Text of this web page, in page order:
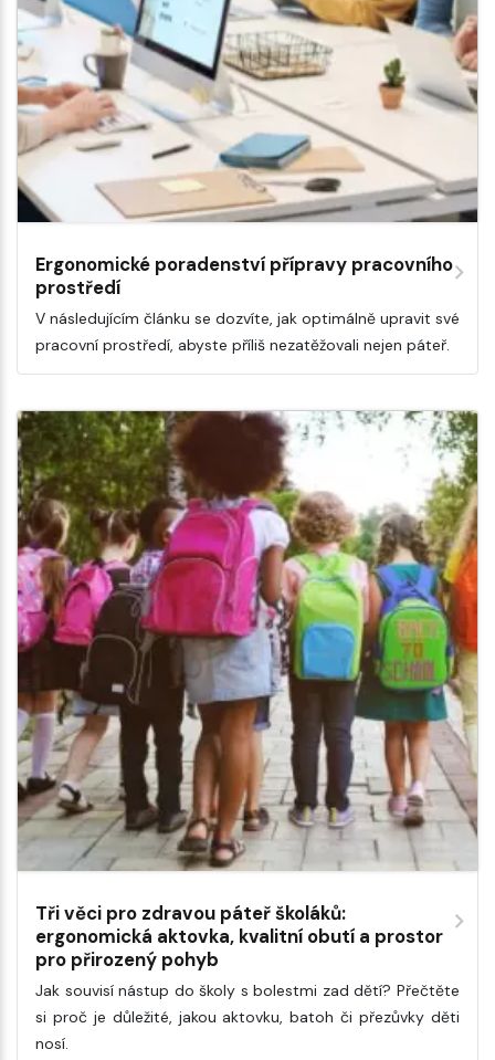
Ergonomické poradenství přípravy pracovního
prostředí
V následujícím článku se dozvíte, jak optimálně upravit své
pracovní prostředí, abyste příliš nezatěžovali nejen páteř.
Tři věci pro zdravou páteř školáků:
ergonomická aktovka, kvalitní obutí a prostor
pro přirozený pohyb
Jak souvisí nástup do školy s bolestmi zad dětí? Přečtěte
si proč je důležité, jakou aktovku, batoh či přezůvky děti
nosí.